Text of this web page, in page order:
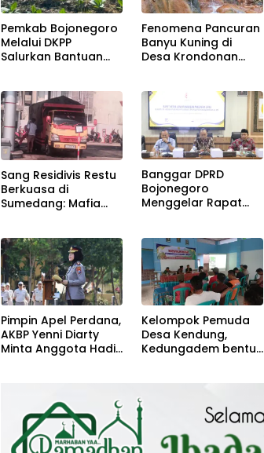
Pemkab Bojonegoro
Melalui DKPP
Salurkan Bantuan
Fenomena Pancuran
Banyu Kuning di
Desa Krondonan
Sang Residivis Restu
Berkuasa di
Sumedang: Mafia
Terangan, Seolah
Hukum Bungkam
Banggar DPRD
Bojonegoro
Menggelar Rapat
Pimpin Apel Perdana,
AKBP Yenni Diarty
Minta Anggota Hadir
Kelompok Pemuda
Desa Kendung,
Kedungadem bentuk